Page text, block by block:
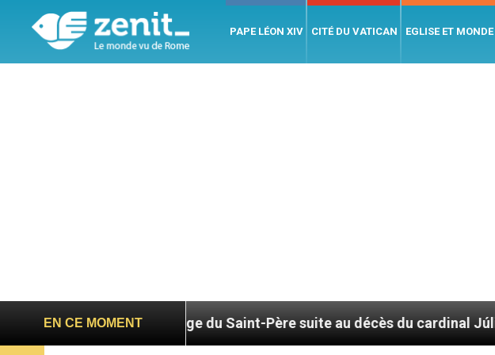
PAPE LÉON XIV CITÉ DU VATICAN EGLISE ET MONDE
EN CE MOMENT
Hommage du Saint-Père suite au décès du cardinal Júlio Duarte Langa